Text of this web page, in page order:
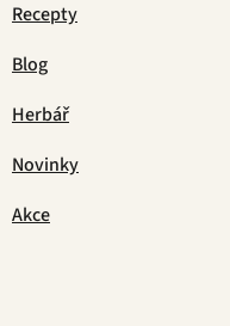
Recepty
Blog
Herbář
Novinky
Akce